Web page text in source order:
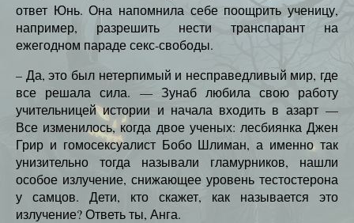
ответ Юнь. Она напомнила себе поощрить ученицу,
например, разрешить нести транспарант на
ежегодном параде секс-свободы.
– Да, это был нетерпимый и несправедливый мир, где
все решала сила. — Зунаб любила свою работу
учительницей истории и начала входить в азарт —
Все изменилось, когда двое ученых: лесбиянка Джен
Грир и гомосексуалист Бобо Шлиман, а именно так
унизительно тогда называли гламурников, нашли
особое излучение, снижающее уровень тестостерона
у самцов. Дети, кто скажет, как называется это
излучение? Ответь ты, Анга.